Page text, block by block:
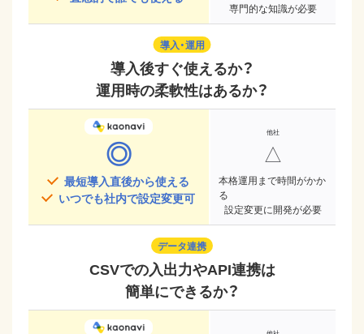
専門的な知識が必要
導入・運用
導入後すぐ使えるか？
運用時の柔軟性はあるか？
◎
最短導入直後から使える
いつでも社内で設定変更可
△
本格運用まで時間がかか
る
設定変更に開発が必要
データ連携
CSVでの入出力やAPI連携は
簡単にできるか？